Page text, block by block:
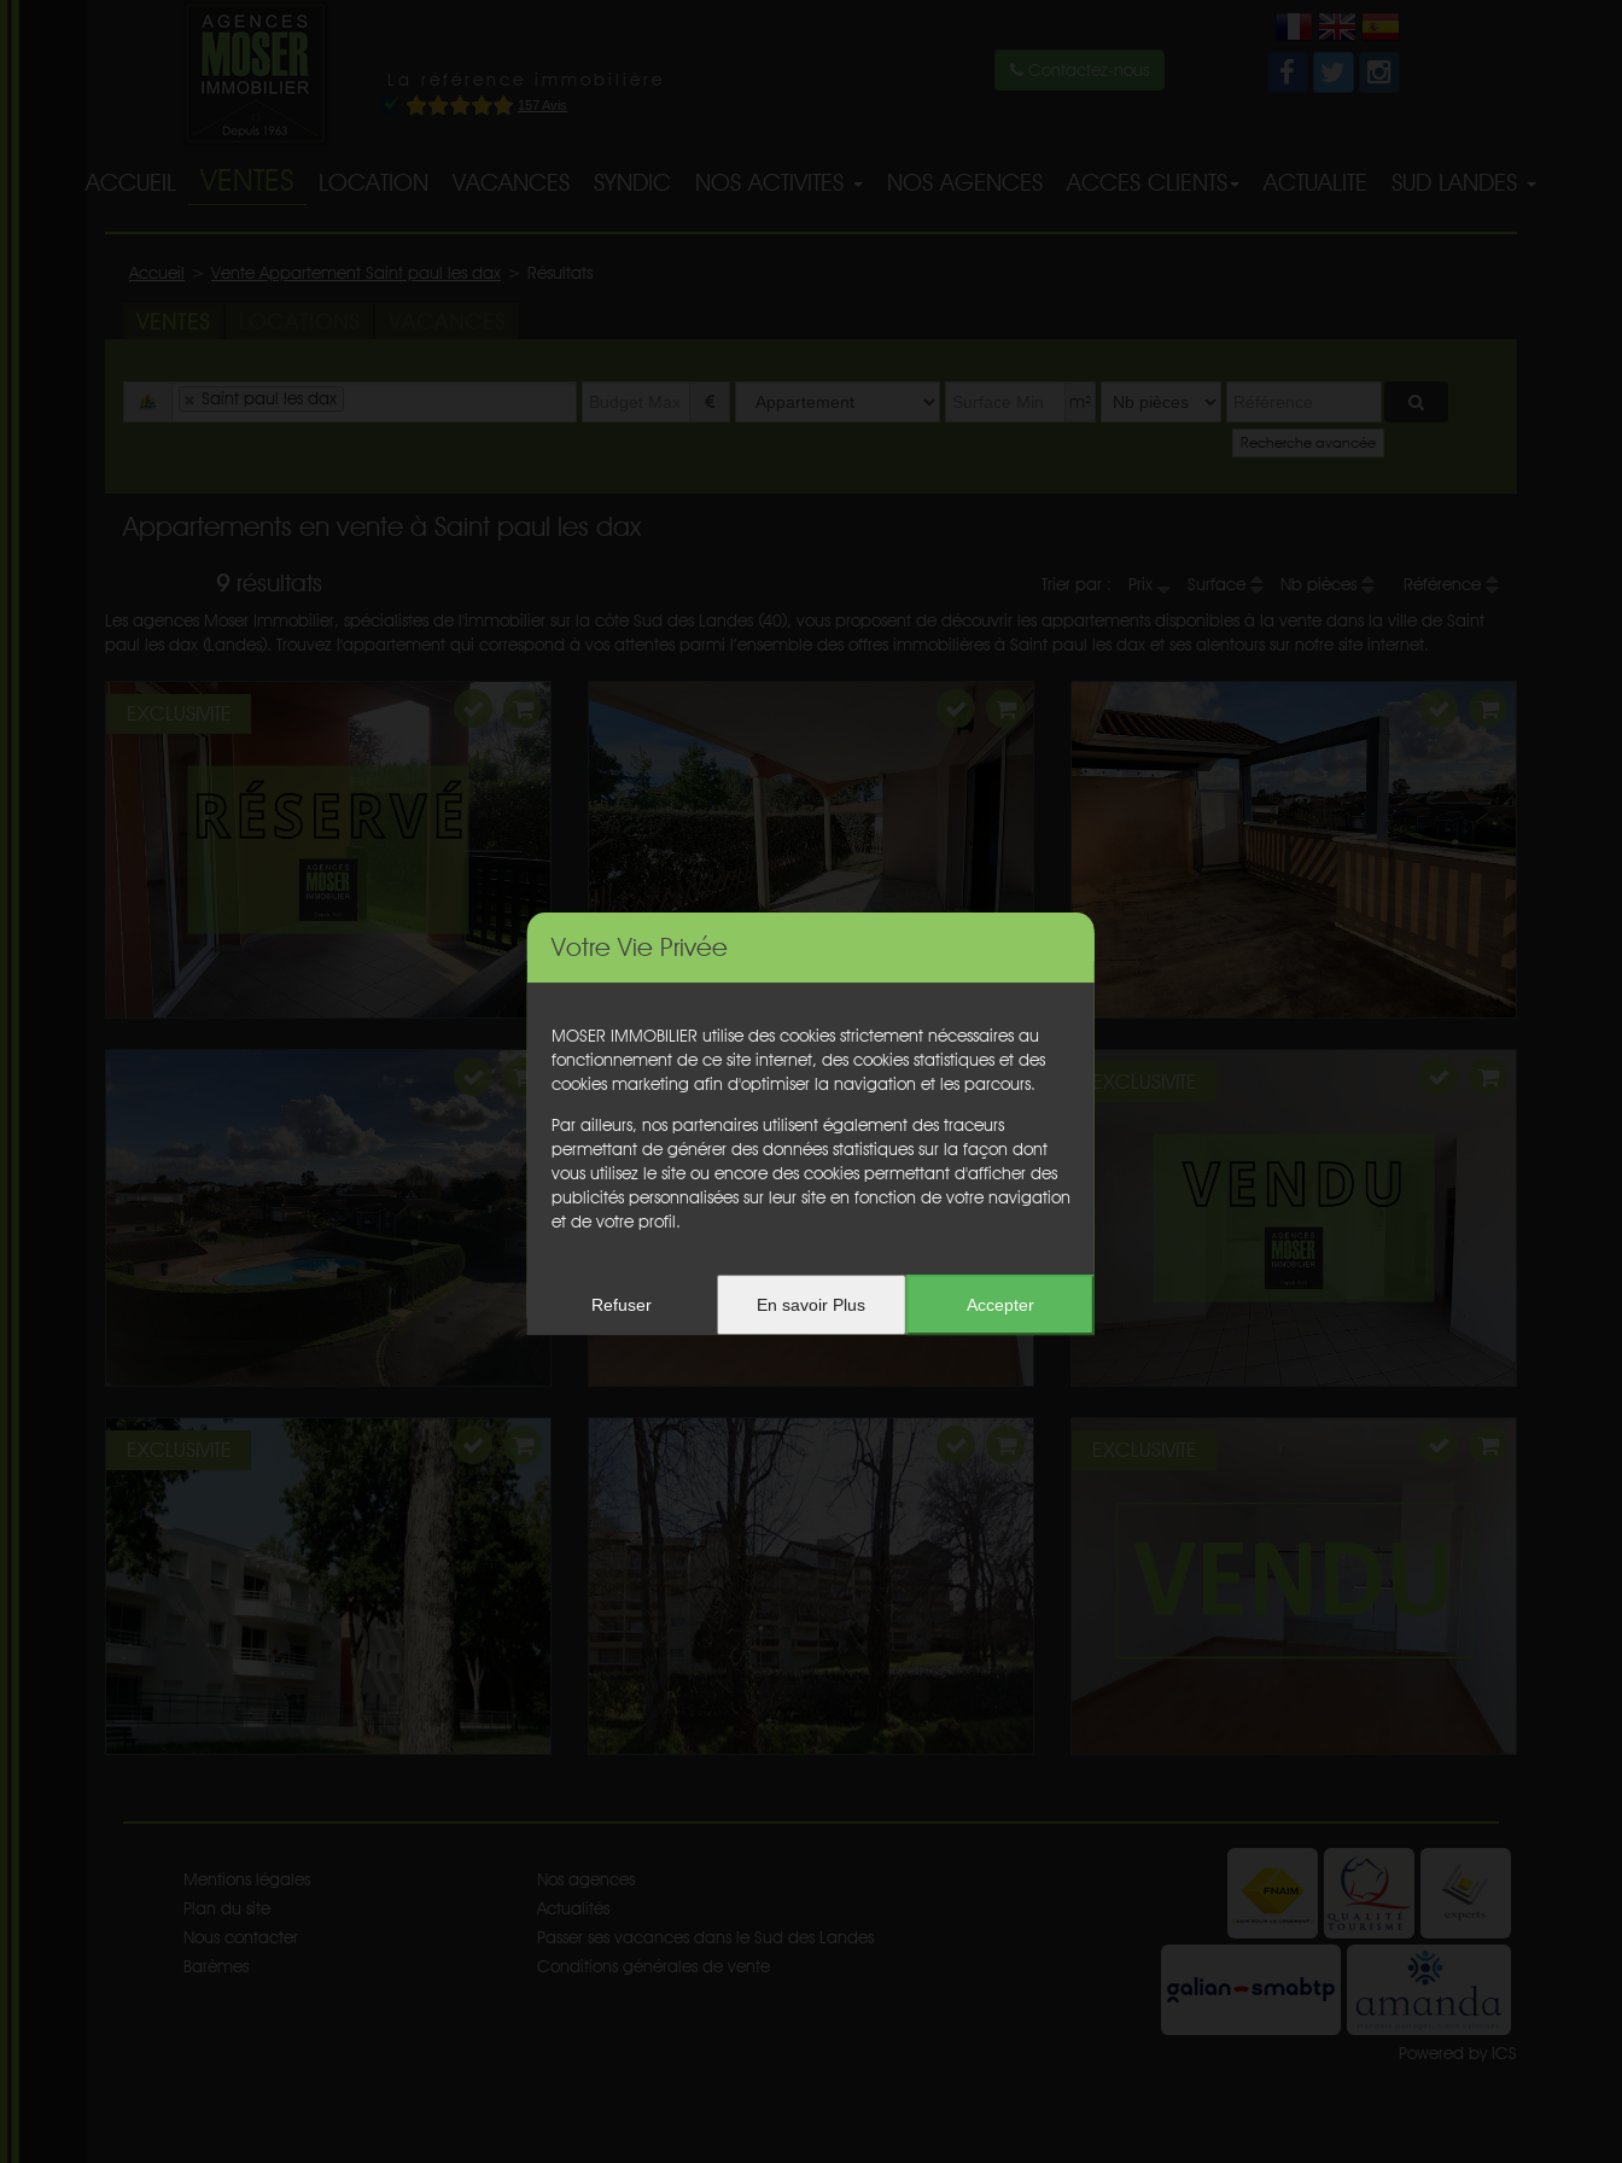
Votre Vie Privée
MOSER IMMOBILIER utilise des cookies strictement nécessaires au
fonctionnement de ce site internet, des cookies statistiques et des
cookies marketing afin d'optimiser la navigation et les parcours.
Par ailleurs, nos partenaires utilisent également des traceurs
permettant de générer des données statistiques sur la façon dont
vous utilisez le site ou encore des cookies permettant d'afficher des
publicités personnalisées sur leur site en fonction de votre navigation
et de votre profil.
Refuser En savoir Plus Accepter
Contactez-nous
ACCUEIL LOCATION VACANCES SYNDIC NOS ACTIVITES NOS AGENCES ACCES CLIENTS ACTUALITE SUD LANDES
Accueil Vente Appartement Saint paul les dax Résultats
Saint paul les dax
Type
Recherche avancée
Appartements en vente à Saint paul les dax
9 résultats Trier par : Prix Surface Nb pièces
Référence
Les agences Moser Immobilier, spécialistes de l'immobilier sur la côte Sud des Landes (40), vous proposent de découvrir les appartements disponibles à la vente dans la ville de Saint
paul les dax (Landes). Trouvez l'appartement qui correspond à vos attentes parmi l’ensemble des offres immobilières à Saint paul les dax et ses alentours sur notre site internet.
EXCLUSIVITE
EXCLUSIVITE EXCLUSIVITE
EXCLUSIVITE EXCLUSIVITE
Mentions légales
Plan du site
Nous contacter
Barèmes
Nos agences
Actualités
Passer ses vacances dans le Sud des Landes
Conditions générales de vente
Powered by ICS